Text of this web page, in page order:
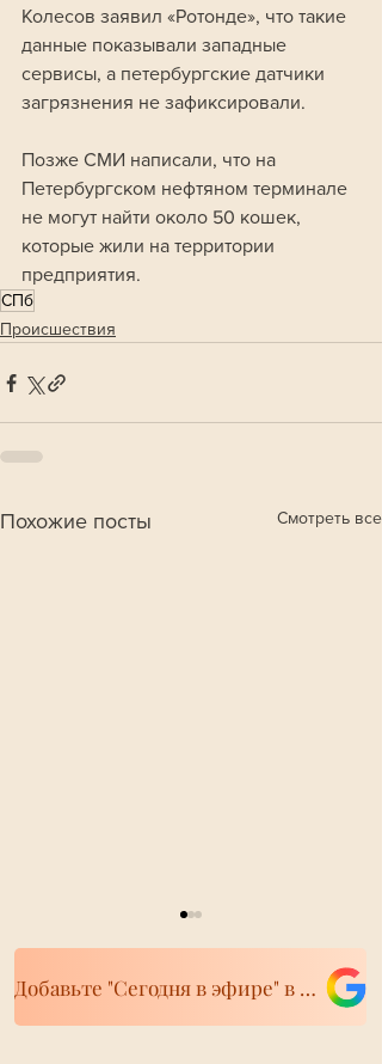
Колесов заявил «Ротонде», что такие
данные показывали западные
сервисы, а петербургские датчики
загрязнения не зафиксировали.
Позже СМИ написали, что на
Петербургском нефтяном терминале
не могут найти около 50 кошек,
которые жили на территории
предприятия.
СПб
Происшествия
Похожие посты Смотреть все
Добавьте "Сегодня в эфире" в свои источники